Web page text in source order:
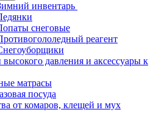
инвентарь
снеговые
реагент
давления и аксессуары к
матрасы
посуда
от комаров, клещей и мух